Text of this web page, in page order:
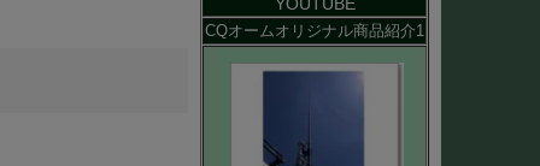
CQオームオリジナル商品紹介1